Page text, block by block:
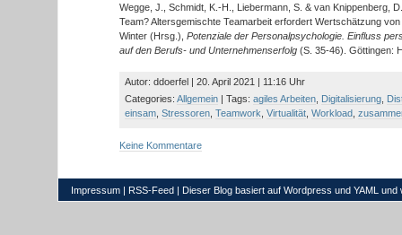
Wegge, J., Schmidt, K.-H., Liebermann, S. & van Knippenberg,
Team? Altersgemischte Teamarbeit erfordert Wertschätzung
Winter (Hrsg.), Potenziale der Personalpsychologie. Einfluss
auf den Berufs- und Unternehmenserfolg (S. 35-46). Göttingen:
Autor: ddoerfel | 20. April 2021 | 11:16 Uhr
Categories:Allgemein | Tags:agiles Arbeiten Digitalisierung
einsam ,Stressoren ,Teamwork ,Virtualität ,Workload ,
Keine Kommentare
Impressum | RSS-Feed | Dieser Blog basiert auf Wordpress und YAML und